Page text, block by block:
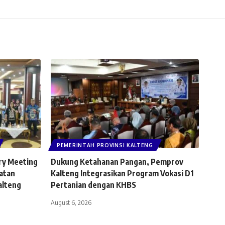
Meeting
PEMERINTAH PROVINSI KALTENG
Dukung Ketahanan Pangan, Pemprov
Kalteng Integrasikan Program Vokasi D1
Pertanian dengan KHBS
August 6, 2026